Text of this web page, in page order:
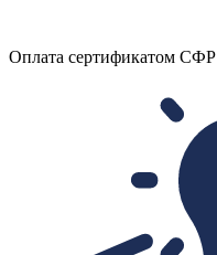
Оплата сертификатом СФР